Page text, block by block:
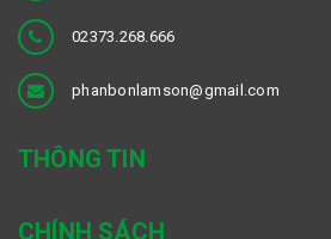
02373.268.666
phanbonlamson@gmail.com
THÔNG TIN
CHÍNH SÁCH